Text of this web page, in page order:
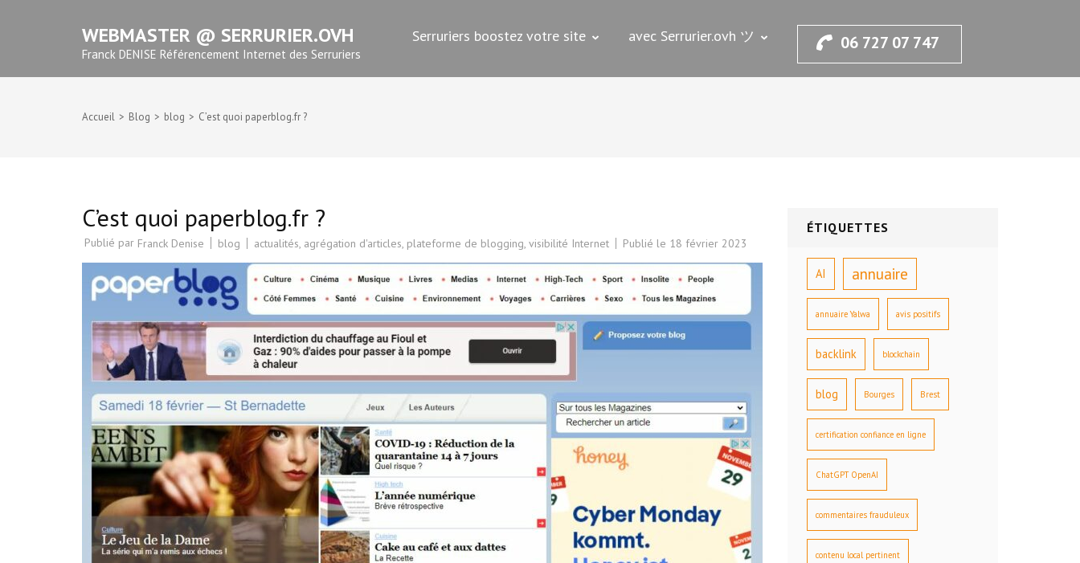
(Pressez
WEBMASTER @ SERRURIER.OVH
Franck DENISE Référencement Internet des Serruriers
Serruriers boostez votre site avec Serrurier.ovh ツ 06 727 07 747
Accueil > Blog > blog > C’est quoi paperblog.fr ?
C’est quoi paperblog.fr ?
Publié par Franck Denise blog actualités agrégation d'articles plateforme de blogging visibilité Internet Publié le 18 février 2023
ÉTIQUETTES
AI annuaire
annuaire Yalwa avis positifs
backlink blockchain
blog Bourges Brest
certification confiance en ligne
ChatGPT OpenAI
commentaires frauduleux
contenu local pertinent